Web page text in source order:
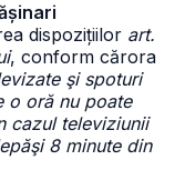
dispozițiilor art.
, conform cărora
şi spoturi
o oră nu poate
cazul televiziunii
8 minute din